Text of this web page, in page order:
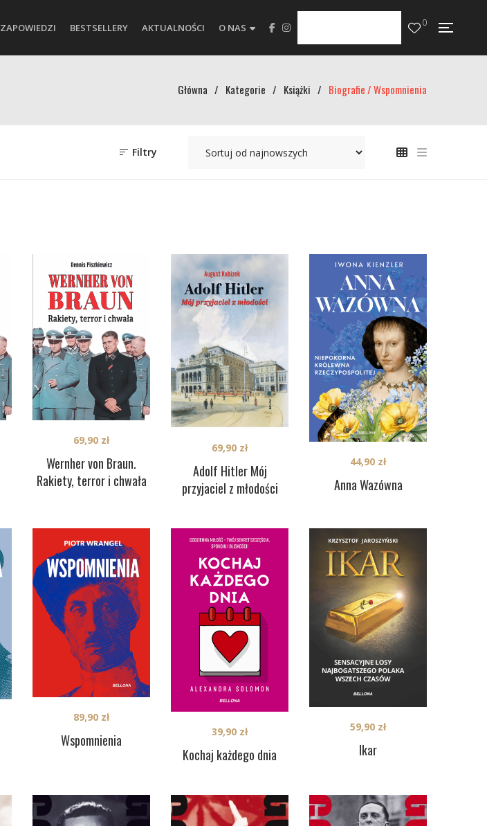
ZAPOWIEDZI BESTSELLERY AKTUALNOŚCI O NAS 0
Główna / Kategorie / Książki / Biografie / Wspomnienia
Filtry
Wernher von Braun.
Rakiety, terror i chwała
69,90 zł
Adolf Hitler Mój
przyjaciel z młodości
69,90 zł
Anna Wazówna
44,90 zł
Wspomnienia
89,90 zł
Kochaj każdego dnia
39,90 zł
Ikar
59,90 zł